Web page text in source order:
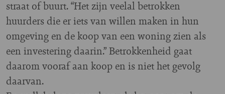
straat of buurt. “Het zijn veelal betrokken
huurders die er iets van willen maken in hun
omgeving en de koop van een woning zien als
een investering daarin.” Betrokkenheid gaat
daarom vooraf aan koop en is niet het gevolg
daarvan.